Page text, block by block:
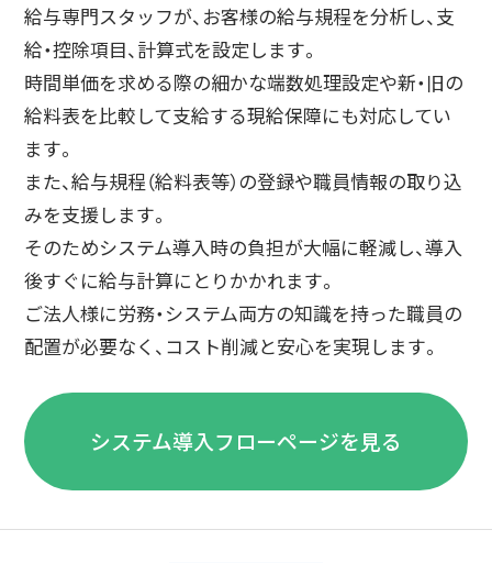
給与専門スタッフが、お客様の給与規程を分析し、支
給・控除項目、計算式を設定します。
時間単価を求める際の細かな端数処理設定や新・旧の
給料表を比較して支給する現給保障にも対応してい
ます。
また、給与規程（給料表等）の登録や職員情報の取り込
みを支援します。
そのためシステム導入時の負担が大幅に軽減し、導入
後すぐに給与計算にとりかかれます。
ご法人様に労務・システム両方の知識を持った職員の
配置が必要なく、コスト削減と安心を実現します。
システム導入フローページを見る